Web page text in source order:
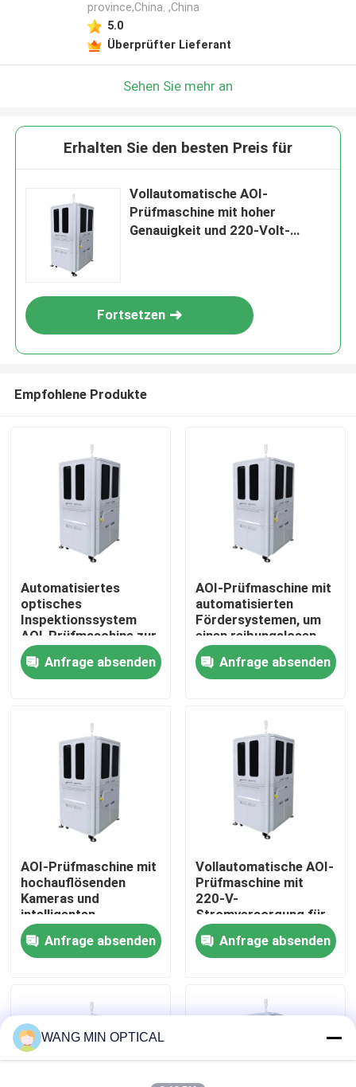
Zu Hause
Produkte
Über uns
Werksbesichtigung
Qualitätskontrolle
Kontakt mit uns
Rechtssachen
province,China. ,China
5.0
Überprüfter Lieferant
Sehen Sie mehr an
Erhalten Sie den besten Preis für
Vollautomatische AOI-
Prüfmaschine mit hoher
Genauigkeit und 220-Volt-
Fortsetzen
Empfohlene Produkte
Automatisiertes
optisches
Inspektionssystem
AOI-Prüfmaschine zur
Sicherstellung der
Fehlererkennung und -
verwaltung bei der
Anfrage absenden
AOI-Prüfmaschine mit
automatisierten
Fördersystemen, um
einen reibungslosen
Materialhandhabungs-
und Inspektionsfluss
zu ermöglichen
Anfrage absenden
AOI-Prüfmaschine mit
hochauflösenden
Kameras und
intelligenten
Algorithmen für die
Fehlerkennung mit
einer Pixelpräzision
Anfrage absenden
Vollautomatische AOI-
Prüfmaschine mit
220-V-
Stromversorgung für
hochpräzise
automatisierte
optische Inspektion
Anfrage absenden
WANG MIN OPTICAL